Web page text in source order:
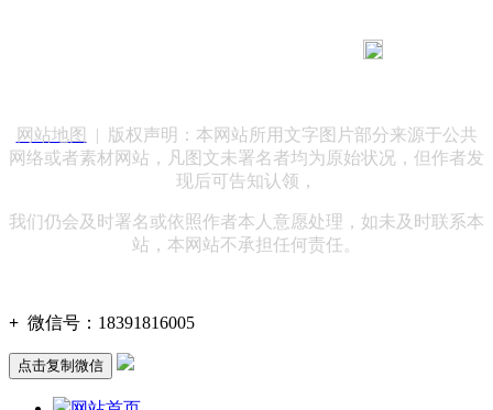
网站地图
| 版权声明：本网站所用文字图片部分来源于公共
网络或者素材网站，凡图文未署名者均为原始状况，但作者发
现后可告知认领，
我们仍会及时署名或依照作者本人意愿处理，如未及时联系本
站，本网站不承担任何责任。
+ 微信号： 18391816005
点击复制微信